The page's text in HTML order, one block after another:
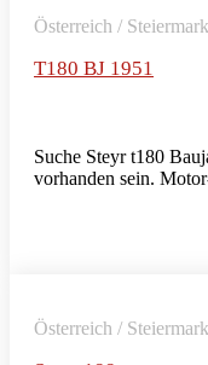
Österreich / Steiermark
T180 BJ 1951
Suche Steyr t180
vorhanden sein.
Österreich / Steiermark